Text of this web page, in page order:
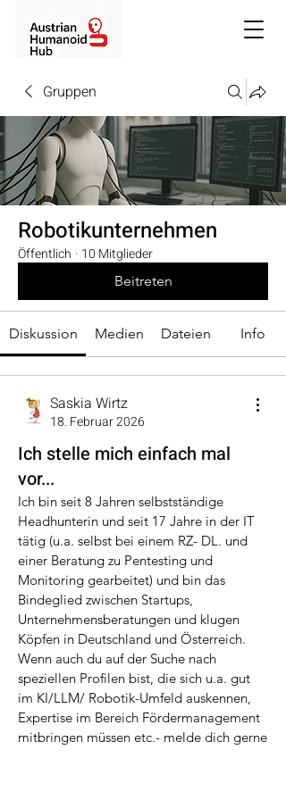
Gruppen
Robotikunternehmen
Öffentlich · 10 Mitglieder
Beitreten
Diskussion Medien Dateien Info
Saskia Wirtz
18. Februar 2026
Ich stelle mich einfach mal
vor...
Ich bin seit 8 Jahren selbstständige
Headhunterin und seit 17 Jahre in der IT
tätig (u.a. selbst bei einem RZ- DL. und
einer Beratung zu Pentesting und
Monitoring gearbeitet) und bin das
Bindeglied zwischen Startups,
Unternehmensberatungen und klugen
Köpfen in Deutschland und Österreich.
Wenn auch du auf der Suche nach
speziellen Profilen bist, die sich u.a. gut
im KI/LLM/ Robotik-Umfeld auskennen,
Expertise im Bereich Fördermanagement
mitbringen müssen etc.- melde dich gerne
Info
Welcome to the group! You can connect
with other members, ge...
Weiterlesen